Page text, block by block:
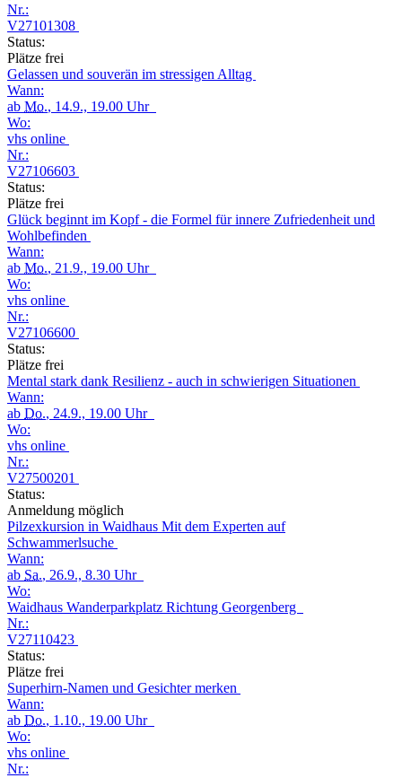
Nr.:
V27101308
Status:
Plätze frei
Gelassen und souverän im stressigen Alltag
Wann:
ab Mo., 14.9., 19.00 Uhr
Wo:
vhs online
Nr.:
V27106603
Status:
Plätze frei
Glück beginnt im Kopf - die Formel für innere Zufriedenheit und
Wohlbefinden
Wann:
ab Mo., 21.9., 19.00 Uhr
Wo:
vhs online
Nr.:
V27106600
Status:
Plätze frei
Mental stark dank Resilienz - auch in schwierigen Situationen
Wann:
ab Do., 24.9., 19.00 Uhr
Wo:
vhs online
Nr.:
V27500201
Status:
Anmeldung möglich
Pilzexkursion in Waidhaus Mit dem Experten auf
Schwammerlsuche
Wann:
ab Sa., 26.9., 8.30 Uhr
Wo:
Waidhaus Wanderparkplatz Richtung Georgenberg
Nr.:
V27110423
Status:
Plätze frei
Superhirn-Namen und Gesichter merken
Wann:
ab Do., 1.10., 19.00 Uhr
Wo:
vhs online
Nr.: